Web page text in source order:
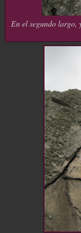
En el segundo largo,